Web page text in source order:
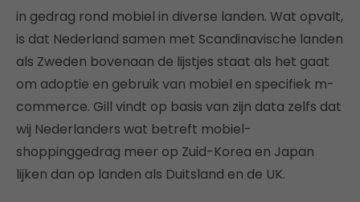
in gedrag rond mobiel in diverse landen. Wat opvalt,
is dat Nederland samen met Scandinavische landen
als Zweden bovenaan de lijstjes staat als het gaat
om adoptie en gebruik van mobiel en specifiek m-
commerce. Gill vindt op basis van zijn data zelfs dat
wij Nederlanders wat betreft mobiel-
shoppinggedrag meer op Zuid-Korea en Japan
lijken dan op landen als Duitsland en de UK.